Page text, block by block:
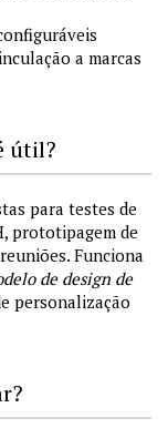
a marcas
útil?
para testes de
prototipagem de
Funciona
de design de
personalização